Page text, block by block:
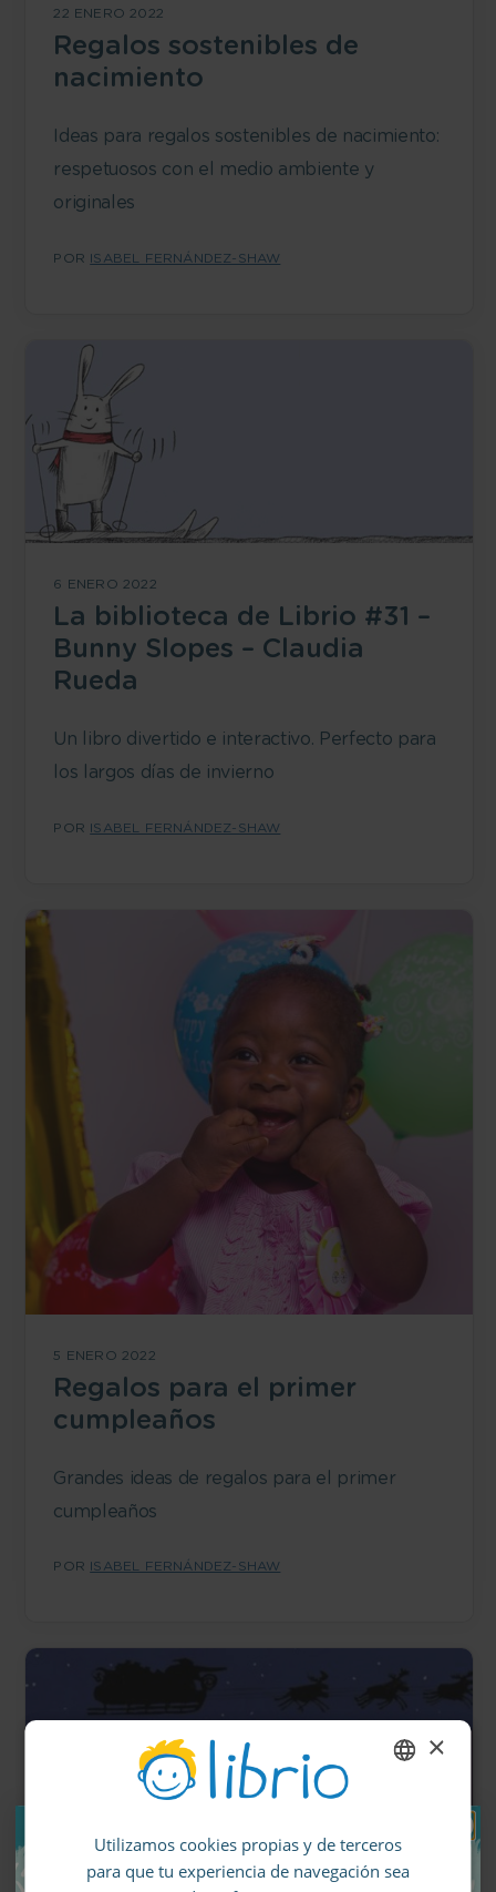
22 ENERO 2022
Regalos sostenibles de
nacimiento
Ideas para regalos sostenibles de nacimiento:
respetuosos con el medio ambiente y
originales
POR ISABEL FERNÁNDEZ-SHAW
6 ENERO 2022
La biblioteca de Librio #31 –
Bunny Slopes – Claudia
Rueda
Un libro divertido e interactivo. Perfecto para
los largos días de invierno
POR ISABEL FERNÁNDEZ-SHAW
5 ENERO 2022
Regalos para el primer
cumpleaños
Grandes ideas de regalos para el primer
cumpleaños
POR ISABEL FERNÁNDEZ-SHAW
GERMAN
SPANISH
×
Utilizamos cookies propias y de terceros
para que tu experiencia de navegación sea